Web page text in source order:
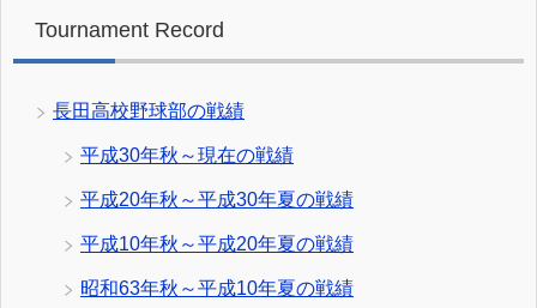
Tournament Record
長田高校野球部の戦績
平成30年秋～現在の戦績
平成20年秋～平成30年夏の戦績
平成10年秋～平成20年夏の戦績
昭和63年秋～平成10年夏の戦績